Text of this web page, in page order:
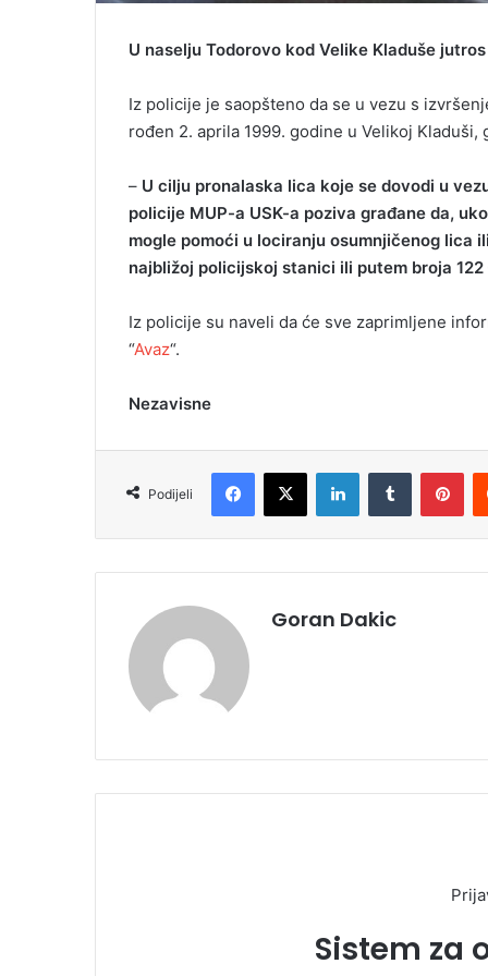
U naselju Todorovo kod Velike Kladuše
Iz policije je saopšteno da se u vezu s
rođen 2. aprila 1999. godine u Velikoj Kladuši,
– U cilju pronalaska lica koje se dovodi u
policije MUP-a USK-a poziva građane da,
mogle pomoći u lociranju osumnjičenog
najbližoj policijskoj stanici ili putem broja 122
Iz policije su naveli da će sve zaprimljene
“Avaz“.
Nezavisne
Podijeli
Goran Dakic
Sistem za